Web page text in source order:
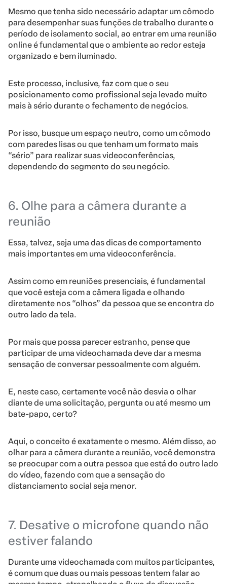
Mesmo que tenha sido necessário adaptar um cômodo
para desempenhar suas funções de trabalho durante o
período de isolamento social, ao entrar em uma reunião
online é fundamental que o ambiente ao redor esteja
organizado e bem iluminado.
Este processo, inclusive, faz com que o seu
posicionamento como profissional seja levado muito
mais à sério durante o fechamento de negócios.
Por isso, busque um espaço neutro, como um cômodo
com paredes lisas ou que tenham um formato mais
“sério” para realizar suas videoconferências,
dependendo do segmento do seu negócio.
6. Olhe para a câmera durante a
reunião
Essa, talvez, seja uma das dicas de comportamento
mais importantes em uma videoconferência.
Assim como em reuniões presenciais, é fundamental
que você esteja com a câmera ligada e olhando
diretamente nos “olhos” da pessoa que se encontra do
outro lado da tela.
Por mais que possa parecer estranho, pense que
participar de uma videochamada deve dar a mesma
sensação de conversar pessoalmente com alguém.
E, neste caso, certamente você não desvia o olhar
diante de uma solicitação, pergunta ou até mesmo um
bate-papo, certo?
Aqui, o conceito é exatamente o mesmo. Além disso, ao
olhar para a câmera durante a reunião, você demonstra
se preocupar com a outra pessoa que está do outro lado
do vídeo, fazendo com que a sensação do
distanciamento social seja menor.
7. Desative o microfone quando não
estiver falando
Durante uma videochamada com muitos participantes,
é comum que duas ou mais pessoas tentem falar ao